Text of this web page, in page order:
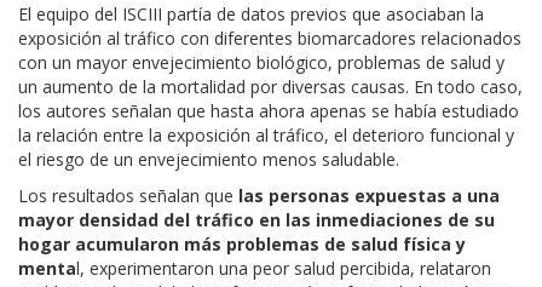
El equipo del ISCIII partía de datos previos que asociaban la
exposición al tráfico con diferentes biomarcadores relacionados
con un mayor envejecimiento biológico, problemas de salud y
un aumento de la mortalidad por diversas causas. En todo caso,
los autores señalan que hasta ahora apenas se había estudiado
la relación entre la exposición al tráfico, el deterioro funcional y
el riesgo de un envejecimiento menos saludable.
Los resultados señalan que las personas expuestas a una
mayor densidad del tráfico en las inmediaciones de su
hogar acumularon más problemas de salud física y
mental, experimentaron una peor salud percibida, relataron